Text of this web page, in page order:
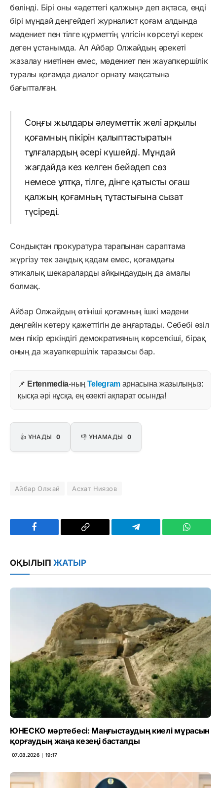
бөлінді. Бірі оны «әдеттегі қалжың» деп ақтаса, енді
бірі мұндай деңгейдегі журналист қоғам алдында
мәдениет пен тілге құрметтің үлгісін көрсетуі керек
деген ұстанымда. Ал Айбар Олжайдың әрекеті
жазалау ниетінен емес, мәдениет пен жауапкершілік
туралы қоғамда диалог орнату мақсатына
бағытталған.
Соңғы жылдары әлеуметтік желі арқылы
қоғамның пікірін қалыптастыратын
тұлғалардың әсері күшейді. Мұндай
жағдайда кез келген бейәдеп сөз
немесе ұлтқа, тілге, дінге қатысты оғаш
қалжың қоғамның тұтастығына сызат
түсіреді.
Сондықтан прокуратура тарапынан сараптама
жүргізу тек заңдық қадам емес, қоғамдағы
этикалық шекараларды айқындаудың да амалы
болмақ.
Айбар Олжайдың өтініші қоғамның ішкі мәдени
деңгейін көтеру қажеттігін де аңғартады. Себебі әзіл
мен пікір еркіндігі демократияның көрсеткіші, бірақ
оның да жауапкершілік таразысы бар.
📌 Ertenmedia-ның Telegram арнасына жазылыңыз:
қысқа әрі нұсқа, ең өзекті ақпарат осында!
👍 ҰНАДЫ 0 👎 ҰНАМАДЫ 0
Айбар Олжай Асхат Ниязов
Facebook
Copy
Telegram
ОҚЫЛЫП ЖАТЫР
ЮНЕСКО мәртебесі: Маңғыстаудың киелі мұрасын
қорғаудың жаңа кезеңі басталды
07.08.2026 ∣ 19:17